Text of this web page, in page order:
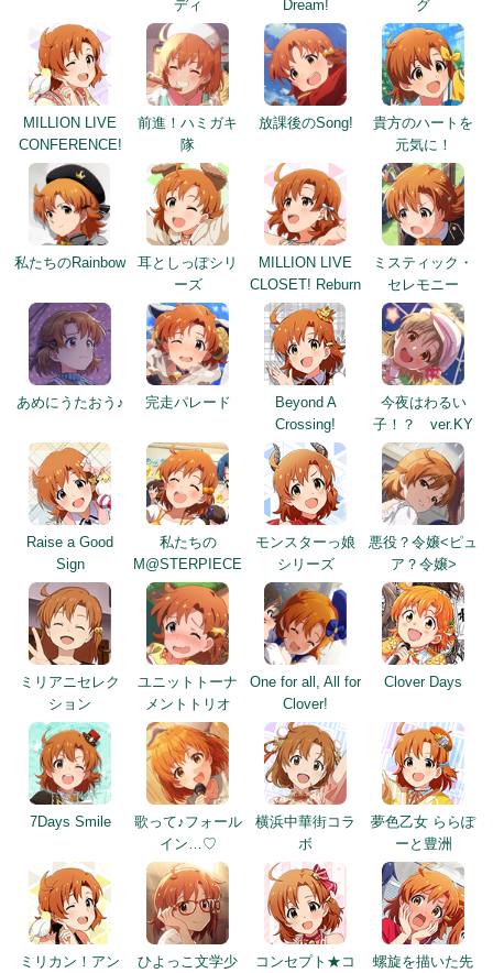
ディ Dream! グ
MILLION LIVE
CONFERENCE!
前進！ハミガキ
隊
放課後のSong!
貴方のハートを
元気に！
私たちのRainbow
耳としっぽシリ
ーズ
MILLION LIVE
CLOSET! Reburn
ミスティック・
セレモニー
あめにうたおう♪ 完走パレード
Beyond A
Crossing!
今夜はわるい
子！？ ver.KY
Raise a Good
Sign
私たちの
M@STERPIECE
モンスターっ娘
シリーズ
悪役？令嬢<ピュ
ア？令嬢>
ミリアニセレク
ション
ユニットトーナ
メントトリオ
One for all, All for
Clover!
Clover Days
7Days Smile
歌って♪フォール
イン…♡
横浜中華街コラ
ボ
夢色乙女 ららぽ
ーと豊洲
ミリカン！アン
ひよっこ文学少
コンセプト★コ
螺旋を描いた先